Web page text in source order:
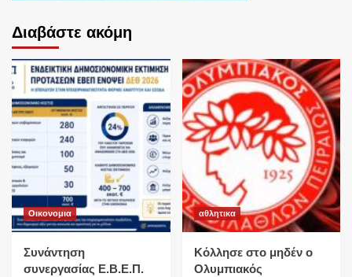
Διαβάστε ακόμη
Οικονομια
Συνάντηση
συνεργασίας Ε.Β.Ε.Π.
αθλητικα
Κόλλησε στο μηδέν ο
Ολυμπιακός